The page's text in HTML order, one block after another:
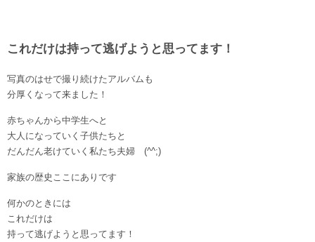
これだけは持って逃げようと思ってます！
写真のはせで撮り続けたアルバムも
分厚くなって来ました！
赤ちゃんから中学生へと
大人になっていく子供たちと
だんだん老けていく私たち夫婦 (^^;)
家族の歴史ここにありです
何かのときには
これだけは
持って逃げようと思ってます！